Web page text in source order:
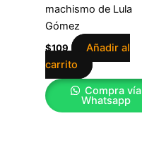
machismo de Lula
Gómez
$109
Añadir al
carrito
Compra vía
Whatsapp